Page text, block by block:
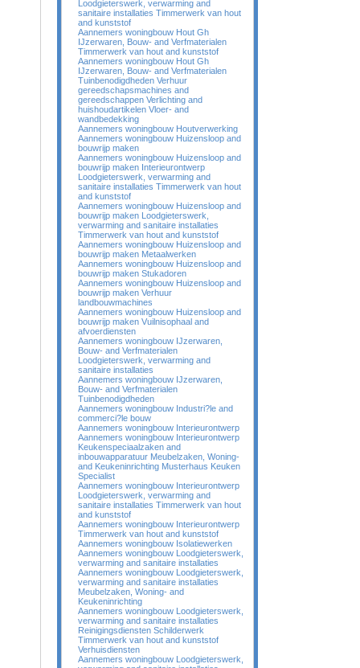
Loodgieterswerk, verwarming and
sanitaire installaties Timmerwerk van hout
and kunststof
Aannemers woningbouw Hout Gh
IJzerwaren, Bouw- and Verfmaterialen
Timmerwerk van hout and kunststof
Aannemers woningbouw Hout Gh
IJzerwaren, Bouw- and Verfmaterialen
Tuinbenodigdheden Verhuur
gereedschapsmachines and
gereedschappen Verlichting and
huishoudartikelen Vloer- and
wandbedekking
Aannemers woningbouw Houtverwerking
Aannemers woningbouw Huizensloop and
bouwrijp maken
Aannemers woningbouw Huizensloop and
bouwrijp maken Interieurontwerp
Loodgieterswerk, verwarming and
sanitaire installaties Timmerwerk van hout
and kunststof
Aannemers woningbouw Huizensloop and
bouwrijp maken Loodgieterswerk,
verwarming and sanitaire installaties
Timmerwerk van hout and kunststof
Aannemers woningbouw Huizensloop and
bouwrijp maken Metaalwerken
Aannemers woningbouw Huizensloop and
bouwrijp maken Stukadoren
Aannemers woningbouw Huizensloop and
bouwrijp maken Verhuur
landbouwmachines
Aannemers woningbouw Huizensloop and
bouwrijp maken Vuilnisophaal and
afvoerdiensten
Aannemers woningbouw IJzerwaren,
Bouw- and Verfmaterialen
Loodgieterswerk, verwarming and
sanitaire installaties
Aannemers woningbouw IJzerwaren,
Bouw- and Verfmaterialen
Tuinbenodigdheden
Aannemers woningbouw Industri?le and
commerci?le bouw
Aannemers woningbouw Interieurontwerp
Aannemers woningbouw Interieurontwerp
Keukenspeciaalzaken and
inbouwapparatuur Meubelzaken, Woning-
and Keukeninrichting Musterhaus Keuken
Specialist
Aannemers woningbouw Interieurontwerp
Loodgieterswerk, verwarming and
sanitaire installaties Timmerwerk van hout
and kunststof
Aannemers woningbouw Interieurontwerp
Timmerwerk van hout and kunststof
Aannemers woningbouw Isolatiewerken
Aannemers woningbouw Loodgieterswerk,
verwarming and sanitaire installaties
Aannemers woningbouw Loodgieterswerk,
verwarming and sanitaire installaties
Meubelzaken, Woning- and
Keukeninrichting
Aannemers woningbouw Loodgieterswerk,
verwarming and sanitaire installaties
Reinigingsdiensten Schilderwerk
Timmerwerk van hout and kunststof
Verhuisdiensten
Aannemers woningbouw Loodgieterswerk,